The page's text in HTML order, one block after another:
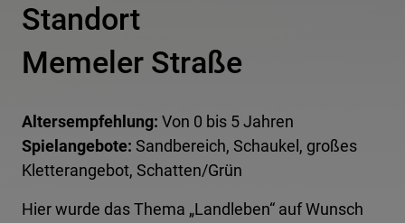
Standort
Memeler Straße
Altersempfehlung: Von 0 bis 5 Jahren
Spielangebote: Sandbereich, Schaukel, großes
Kletterangebot, Schatten/Grün
Hier wurde das Thema „Landleben“ auf Wunsch